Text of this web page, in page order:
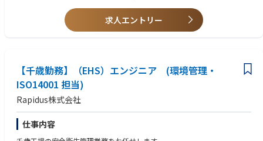
には認知度を高めるための広報活動を様々な形で進めており、企画力やコ
ミュニケーション力を高めていくことができます。
＜北海道製油所について＞
■北海道製油所は、苫小牧市に位置する日本最北端の製油所です。 1973
年に、北海道・東北・北陸などにエネルギーを供給する基地として操業を
開始しました。北海道をはじめ北日本の各地では、石油製品のなかでも暖
求人エントリー
【千歳勤務】（EHS）エンジニア (環境管理・
ISO14001 担当)
Rapidus株式会社
仕事内容